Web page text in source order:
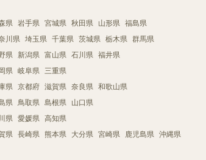
県 岩手県 宮城県 秋田県 山形県 福島県
川県 埼玉県 千葉県 茨城県 栃木県 群馬県
県 新潟県 富山県 石川県 福井県
県 岐阜県 三重県
県 京都府 滋賀県 奈良県 和歌山県
県 鳥取県 島根県 山口県
県 愛媛県 高知県
県 長崎県 熊本県 大分県 宮崎県 鹿児島県 沖縄県